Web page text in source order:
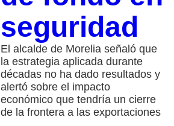
seguridad
El alcalde de Morelia señaló que
la estrategia aplicada durante
décadas no ha dado resultados y
alertó sobre el impacto
económico que tendría un cierre
de la frontera a las exportaciones